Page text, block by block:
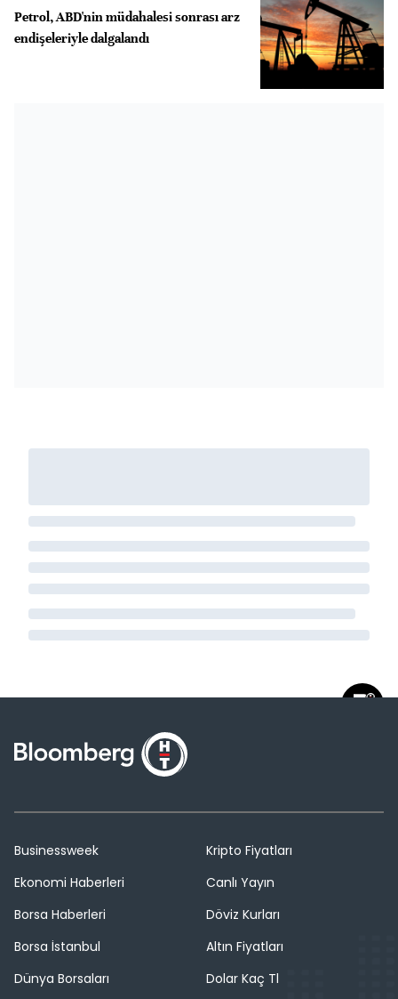
Petrol, ABD'nin müdahalesi sonrası arz
endişeleriyle dalgalandı
Businessweek
Ekonomi Haberleri
Borsa Haberleri
Borsa İstanbul
Dünya Borsaları
Kripto Fiyatları
Canlı Yayın
Döviz Kurları
Altın Fiyatları
Dolar Kaç Tl